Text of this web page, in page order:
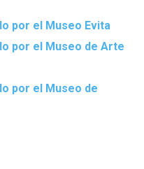
por el Museo Evita
por el Museo de Arte
por el Museo de